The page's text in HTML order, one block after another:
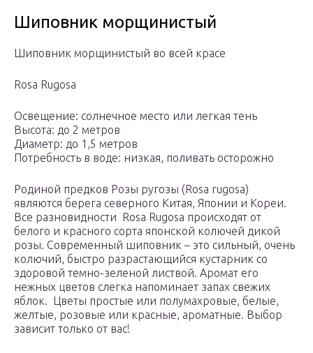
Шиповник морщинистый
Шиповник морщинистый во всей красе
Rosa Rugosa
Освещение: солнечное место или легкая тень
Высота: до 2 метров
Диаметр: до 1,5 метров
Потребность в воде: низкая, поливать осторожно
Родиной предков Розы ругозы (Rosa rugosa)
являются берега северного Китая, Японии и Кореи.
Все разновидности Rosa Rugosa происходят от
белого и красного сорта японской колючей дикой
розы. Современный шиповник – это сильный, очень
колючий, быстро разрастающийся кустарник со
здоровой темно-зеленой листвой. Аромат его
нежных цветов слегка напоминает запах свежих
яблок. Цветы простые или полумахровые, белые,
желтые, розовые или красные, ароматные. Выбор
зависит только от вас!